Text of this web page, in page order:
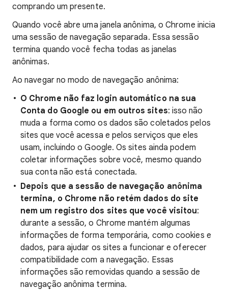
comprando um presente.
Quando você abre uma janela anônima, o Chrome inicia
uma sessão de navegação separada. Essa sessão
termina quando você fecha todas as janelas
anônimas.
Ao navegar no modo de navegação anônima:
O Chrome não faz login automático na sua
Conta do Google ou em outros sites: isso não
muda a forma como os dados são coletados pelos
sites que você acessa e pelos serviços que eles
usam, incluindo o Google. Os sites ainda podem
coletar informações sobre você, mesmo quando
sua conta não está conectada.
Depois que a sessão de navegação anônima
termina, o Chrome não retém dados do site
nem um registro dos sites que você visitou:
durante a sessão, o Chrome mantém algumas
informações de forma temporária, como cookies e
dados, para ajudar os sites a funcionar e oferecer
compatibilidade com a navegação. Essas
informações são removidas quando a sessão de
navegação anônima termina.